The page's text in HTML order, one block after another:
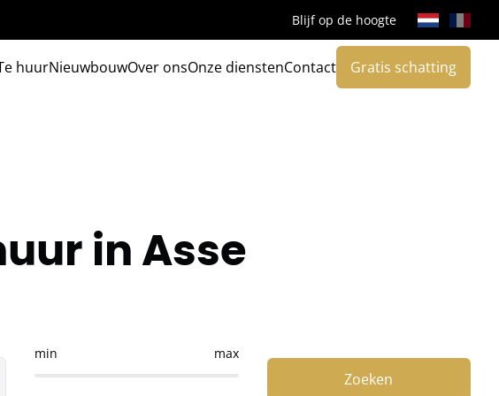
Blijf op de hoogte
huurNieuwbouwOver onsOnze dienstenContact Gratis schatting
in Asse
min max
Zoeken